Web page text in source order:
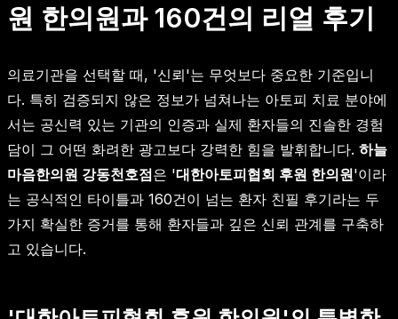
원 한의원과 160건의 리얼 후기
의료기관을 선택할 때, '신뢰'는 무엇보다 중요한 기준입니
다. 특히 검증되지 않은 정보가 넘쳐나는 아토피 치료 분야에
서는 공신력 있는 기관의 인증과 실제 환자들의 진솔한 경험
담이 그 어떤 화려한 광고보다 강력한 힘을 발휘합니다. 하늘
마음한의원 강동천호점은 '대한아토피협회 후원 한의원'이라
는 공식적인 타이틀과 160건이 넘는 환자 친필 후기라는 두
가지 확실한 증거를 통해 환자들과 깊은 신뢰 관계를 구축하
고 있습니다.